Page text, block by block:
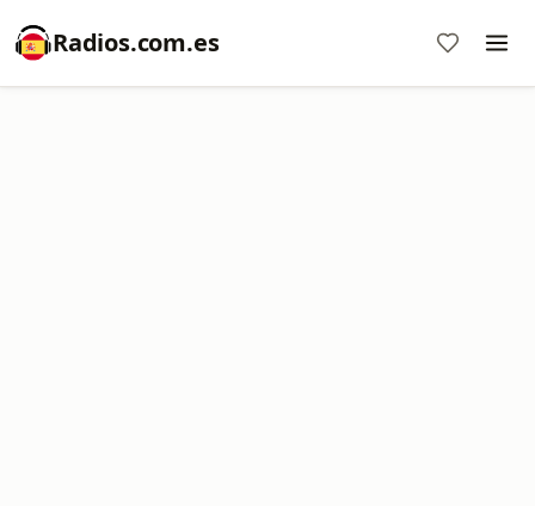
Radios.com.es